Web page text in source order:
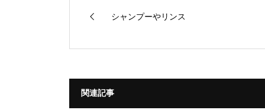
シャンプーやリンス
関連記事